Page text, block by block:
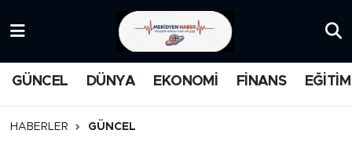
GÜNCEL DÜNYA EKONOMİ FİNANS EĞİTİM
HABERLER GÜNCEL